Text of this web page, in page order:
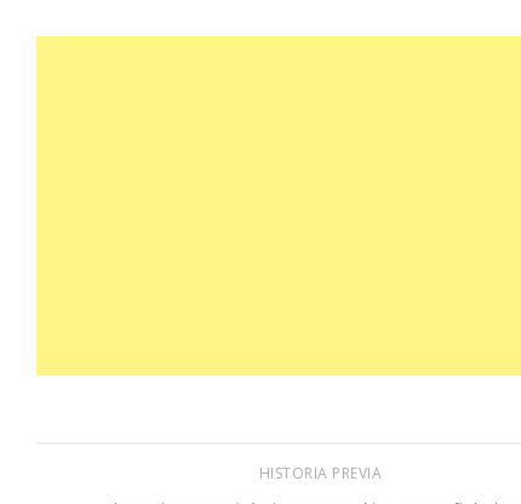
HISTORIA PREVIA